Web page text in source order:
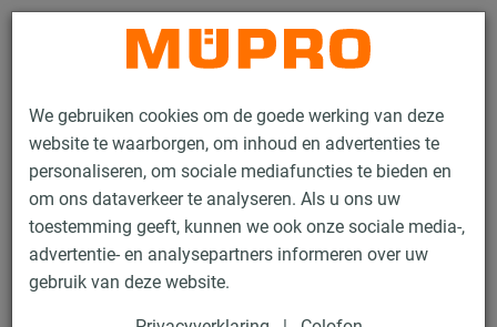
We gebruiken cookies om de goede werking van deze
website te waarborgen, om inhoud en advertenties te
personaliseren, om sociale mediafuncties te bieden en
om ons dataverkeer te analyseren. Als u ons uw
toestemming geeft, kunnen we ook onze sociale media-,
advertentie- en analysepartners informeren over uw
gebruik van deze website.
Contact
Producten Bevestigingstechniek
Zware leidingbevestiging
Vastpunt en Glijbevestigingen voor zware leidingbevestiging
STATO® consoles bouwset